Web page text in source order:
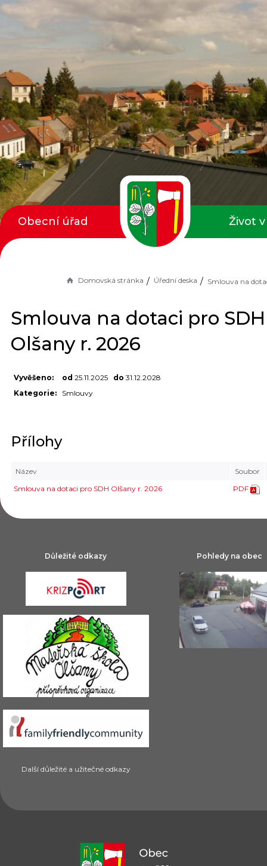
Domovská stránka Úřední deska
Smlouva na dotaci pro SDH
Olšany r. 2026
Vyvěšeno: od 25.11.2025 do 31.12.2028
Kategorie:
Smlouvy
Přílohy
Název
Soubor
Smlouva na dotaci pro SDH Olšany r. 2026
PDF
Obecní úřad Život
Důležité odkazy
Další důležité a užitečné odkazy
Pohledy na obec